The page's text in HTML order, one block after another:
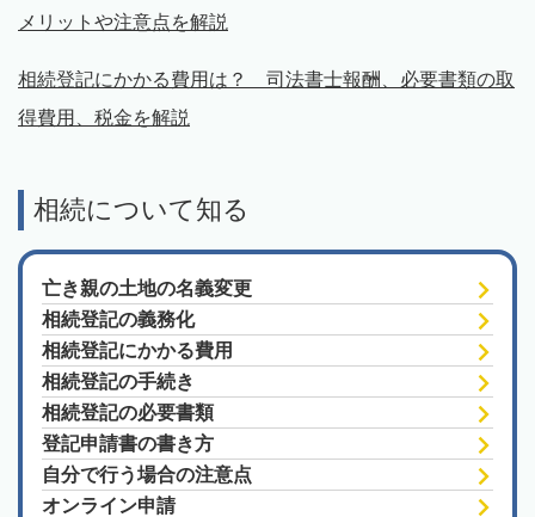
メリットや注意点を解説
相続登記にかかる費用は？ 司法書士報酬、必要書類の取
得費用、税金を解説
相続について知る
亡き親の土地の名義変更
相続登記の義務化
相続登記にかかる費用
相続登記の手続き
相続登記の必要書類
登記申請書の書き方
自分で行う場合の注意点
オンライン申請